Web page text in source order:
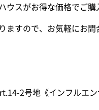
ウスがお得な価格でご購
ますので、お気軽にお
2号地《インフルエン